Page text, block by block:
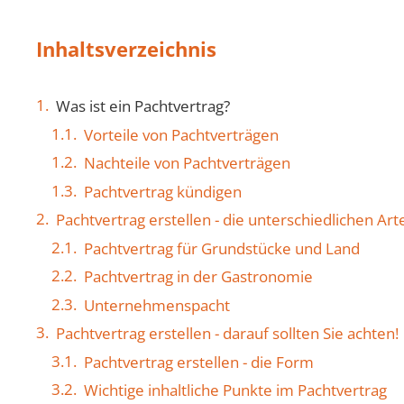
Inhaltsverzeichnis
Was ist ein Pachtvertrag?
Vorteile von Pachtverträgen
Nachteile von Pachtverträgen
Pachtvertrag kündigen
Pachtvertrag erstellen - die unterschiedlichen
Pachtvertrag für Grundstücke und Land
Pachtvertrag in der Gastronomie
Unternehmenspacht
Pachtvertrag erstellen - darauf sollten Sie achten!
Pachtvertrag erstellen - die Form
Wichtige inhaltliche Punkte im Pachtvertrag